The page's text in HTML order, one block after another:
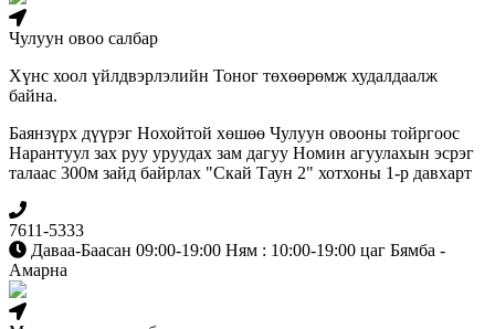
Чулуун овоо салбар
Хүнс хоол үйлдвэрлэлийн Тоног төхөөрөмж худалдаалж
байна.
Баянзүрх дүүрэг Нохойтой хөшөө Чулуун овооны тойргоос
Нарантуул зах руу уруудах зам дагуу Номин агуулахын эсрэг
талаас 300м зайд байрлах "Скай Таун 2" хотхоны 1-р давхарт
7611-5333
Даваа-Баасан 09:00-19:00 Ням : 10:00-19:00 цаг Бямба -
Амарна